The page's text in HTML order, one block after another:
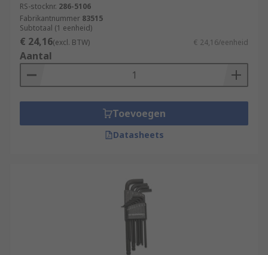
RS-stocknr. 286-5106
Fabrikantnummer 83515
Subtotaal (1 eenheid)
€ 24,16(excl. BTW) € 24,16/eenheid
Aantal
Toevoegen
Datasheets